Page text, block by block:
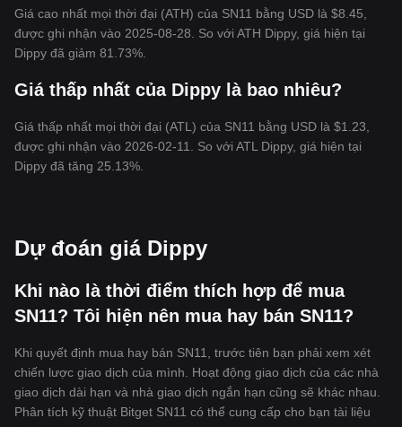
Giá cao nhất mọi thời đại (ATH) của SN11 bằng USD là $8.45,
được ghi nhận vào 2025-08-28. So với ATH Dippy, giá hiện tại
Dippy đã giảm 81.73%.
Giá thấp nhất của Dippy là bao nhiêu?
Giá thấp nhất mọi thời đại (ATL) của SN11 bằng USD là $1.23,
được ghi nhận vào 2026-02-11. So với ATL Dippy, giá hiện tại
Dippy đã tăng 25.13%.
Dự đoán giá Dippy
Khi nào là thời điểm thích hợp để mua
SN11? Tôi hiện nên mua hay bán SN11?
Khi quyết định mua hay bán SN11, trước tiên bạn phải xem xét
chiến lược giao dịch của mình. Hoạt động giao dịch của các nhà
giao dịch dài hạn và nhà giao dịch ngắn hạn cũng sẽ khác nhau.
Phân tích kỹ thuật Bitget SN11 có thể cung cấp cho bạn tài liệu